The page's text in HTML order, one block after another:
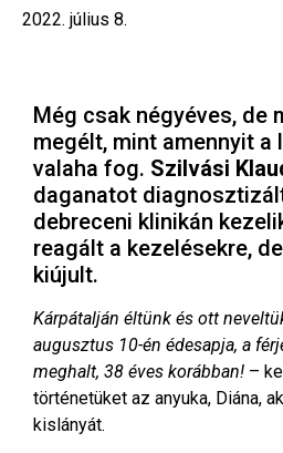
2022. július 8.
Még csak négyéves, de
megélt, mint amennyit
valaha fog. Szilvási
daganatot
debreceni klinikán
reagált a kezelésekre,
kiújult.
Kárpátalján éltünk és ott
augusztus 10-én édesapja, a
meghalt, 38 éves korábban! –
történetüket az anyuka, Diána,
kislányát.